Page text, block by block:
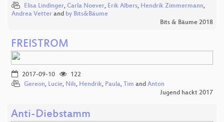
Elisa Lindinger, Carla Noever, Erik Albers, Hendrik Zimmermann,
Andrea Vetter and by Bits&Bäume
Bits & Bäume 2018
FREISTROM
2017-09-10
122
Gereon, Lucie, Nils, Hendrik, Paula, Tim and Anton
Jugend hackt 2017
Anti-Diebstamm